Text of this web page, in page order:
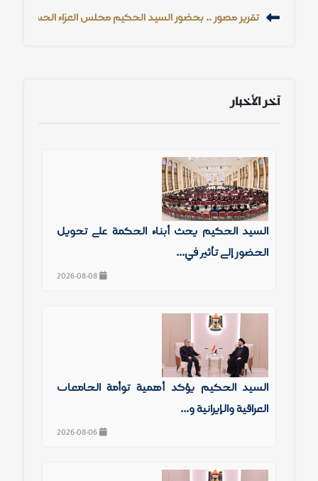
تقرير مصور .. بحضور السيد الحكيم مجلس العزاء الحسيني السنوي 1448 هـ -
آخر الأخبار
السيد الحكيم يحث أبناء الحكمة على تحويل
الحضور إلى تأثير في...
2026-08-08
السيد الحكيم يؤكد أهمية توأمة الجامعات
العراقية والإيرانية و...
2026-08-06